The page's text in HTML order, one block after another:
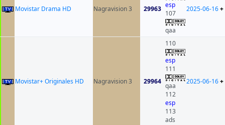
Movistar Drama HD Nagravision 3 29963 esp
107
qaa
2025-06-16+
Movistar+ Originales HD Nagravision 3 29964
110
esp
111
qaa
112
esp
113
ads
2025-06-16+